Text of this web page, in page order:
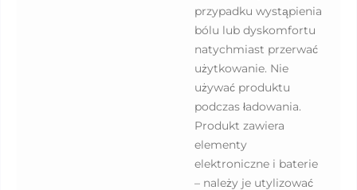
przypadku wystąpienia
bólu lub dyskomfortu
natychmiast przerwać
użytkowanie. Nie
używać produktu
podczas ładowania.
Produkt zawiera
elementy
elektroniczne i baterie
– należy je utylizować